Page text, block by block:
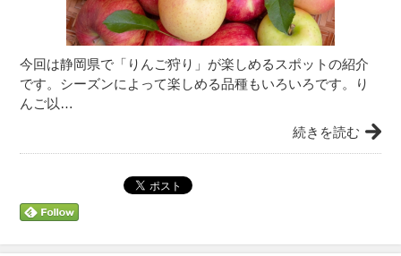
今回は静岡県で「りんご狩り」が楽しめるスポットの紹介
です。シーズンによって楽しめる品種もいろいろです。り
んご以…
続きを読む